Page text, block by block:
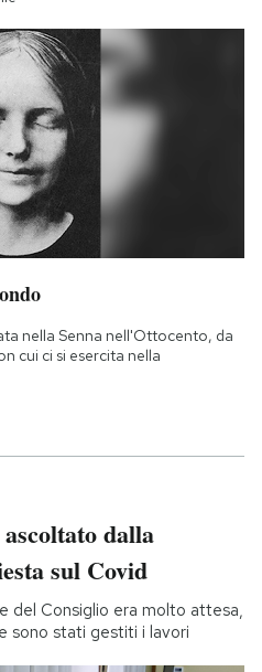
nella Senna nell'Ottocento, da
cui ci si esercita nella
dalla
sul Covid
del Consiglio era molto attesa,
sono stati gestiti i lavori